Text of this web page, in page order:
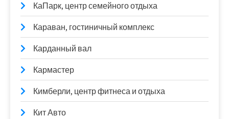
КаПарк, центр семейного отдыха
Караван, гостиничный комплекс
Карданный вал
Кармастер
Кимберли, центр фитнеса и отдыха
Кит Авто